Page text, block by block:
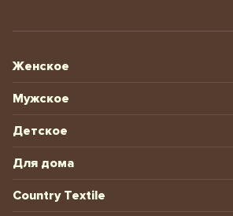
Женское
Мужское
Детское
Для дома
Country Textile